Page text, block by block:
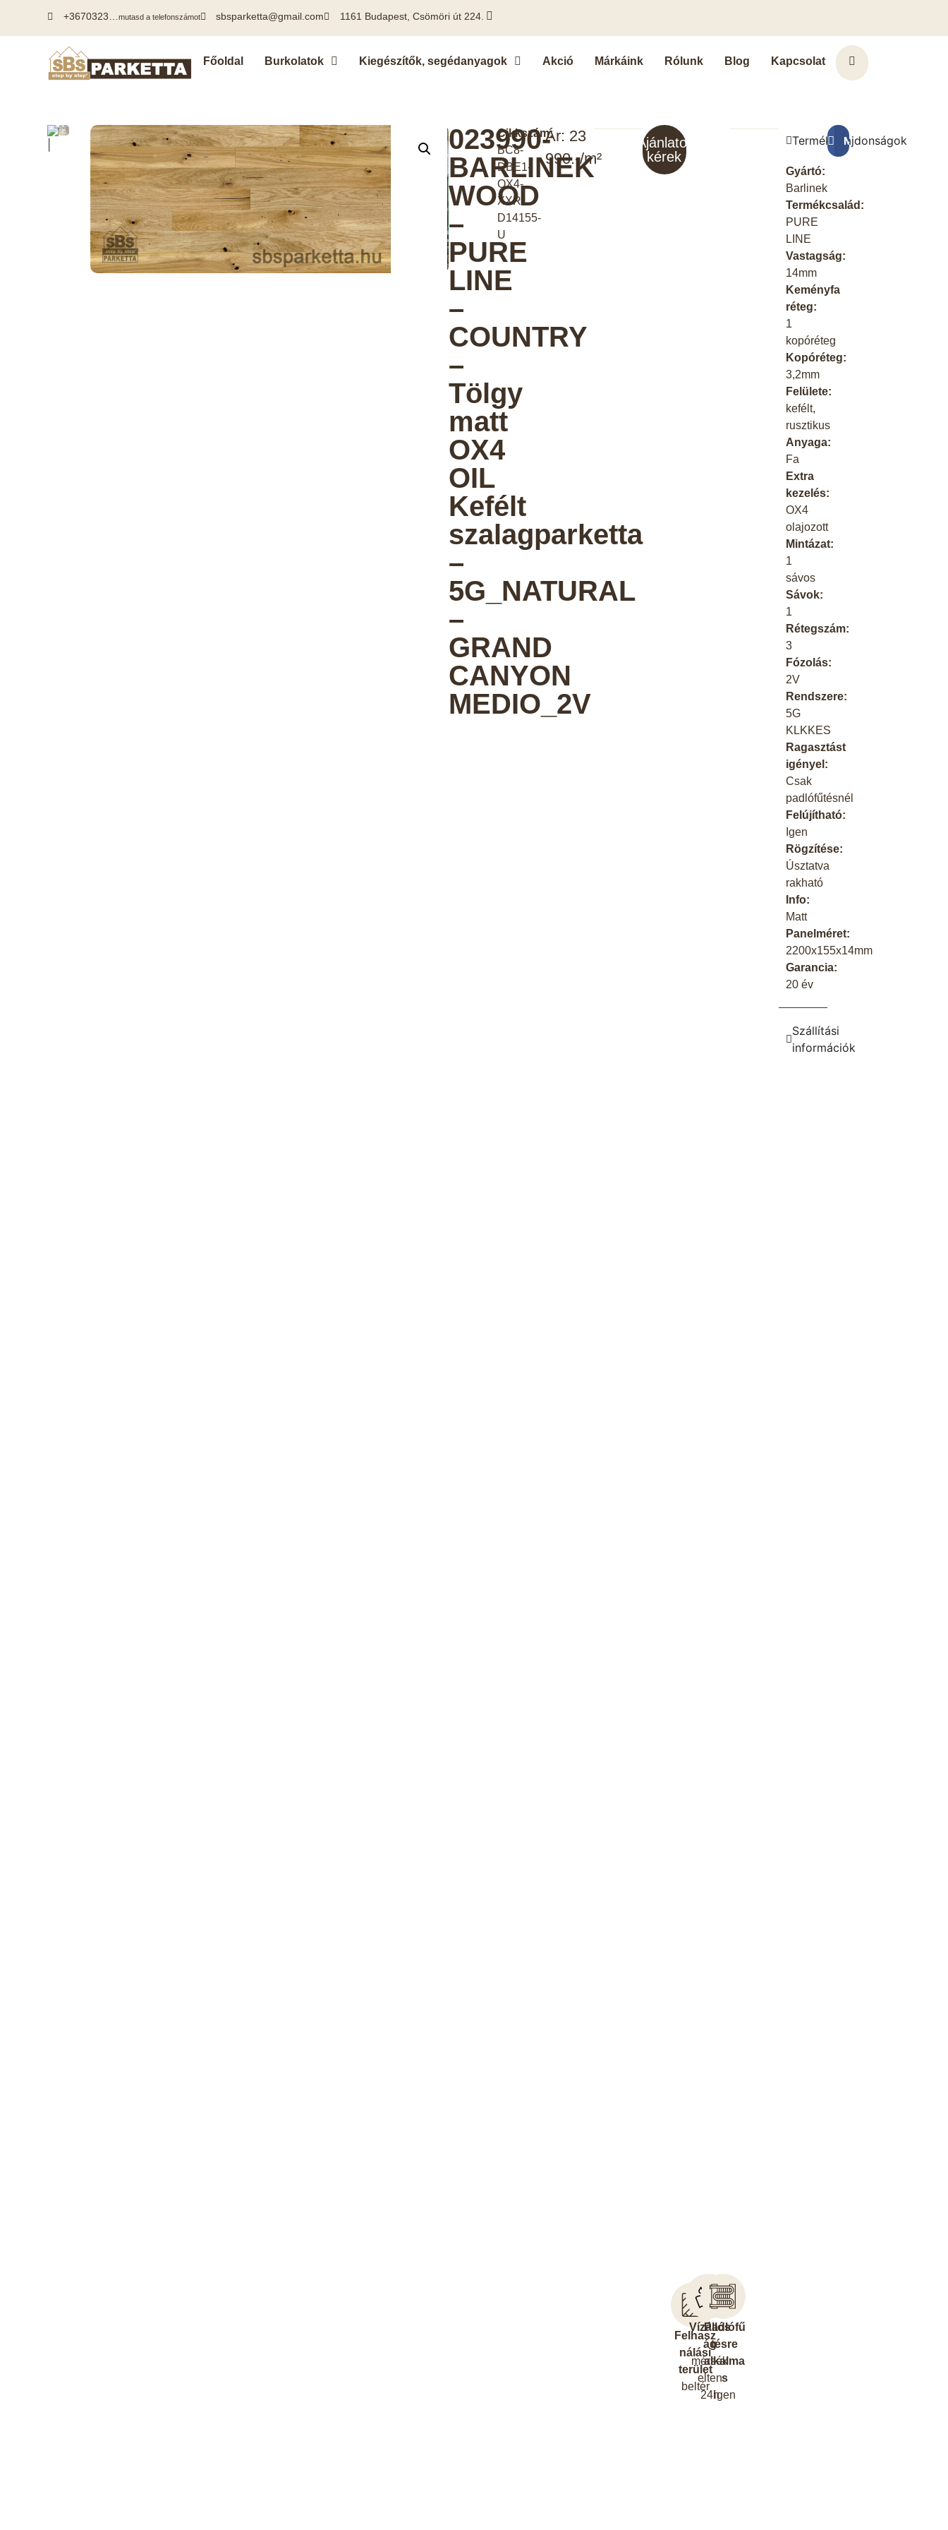
+3670323…mutasd a telefonszámot sbsparketta@gmail.com 1161 Budapest, Csömöri út 224.
Főoldal Burkolatok Kiegészítők, segédanyagok Akció Márkáink Rólunk Blog Kapcsolat
023990-
BARLINEK
WOOD
–
PURE
LINE
–
COUNTRY
–
Tölgy
matt
OX4
OIL
Kefélt
szalagparketta
–
5G_NATURAL
–
GRAND
CANYON
MEDIO_2V
Cikkszám:
BC8-
DBE1-
OX4-
XXR-
D14155-
U
Ár: 23
990.-/m²
Ajánlatot
kérek
Felhasz
nálási
terület
beltér
Vízállós
ág
mérsék
elten
24h
Padlófű
tésre
alkalma
s
igen
Terméktulajdonságok
Gyártó:
Barlinek
Termékcsalád:
PURE
LINE
Vastagság:
14mm
Keményfa
réteg:
1
kopóréteg
Kopóréteg:
3,2mm
Felülete:
kefélt,
rusztikus
Anyaga:
Fa
Extra
kezelés:
OX4
olajozott
Mintázat:
1
sávos
Sávok:
1
Rétegszám:
3
Fózolás:
2V
Rendszere:
5G
KLKKES
Ragasztást
igényel:
Csak
padlófűtésnél
Felújítható:
Igen
Rögzítése:
Úsztatva
rakható
Info:
Matt
Panelméret:
2200x155x14mm
Garancia:
20 év
Szállítási
információk
Megosztás a